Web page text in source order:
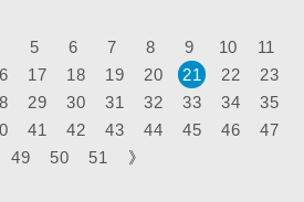
還要多，生吃可以改善便秘，增強免
，不過營養師認為，要補充益生菌還
格或喝優酪乳比較實在。
5 6 7 8 9 10
11
17 18 19 20 21 22
23
29 30 31 32 33 34
35
41 42 43 44 45 46
47
49 50 51 》